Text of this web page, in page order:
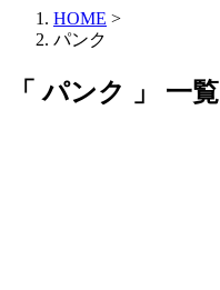
HOME >
パンク
「 パンク 」 一覧